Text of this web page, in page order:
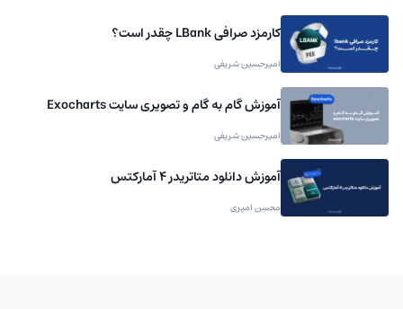
کارمزد صرافی LBank چقدر است؟
امیرحسین شریفی
آموزش گام به گام و تصویری سایت Exocharts
امیرحسین شریفی
آموزش دانلود متاتریدر 4 آمارکتس
محسن امیری